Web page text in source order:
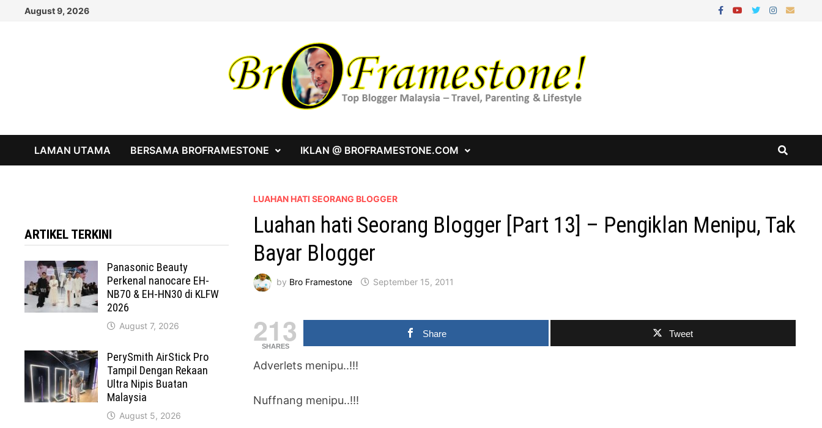
August 9, 2026
LAMAN UTAMA BERSAMA BROFRAMESTONE IKLAN @ BROFRAMESTONE.COM
LUAHAN HATI SEORANG BLOGGER
Luahan hati Seorang Blogger [Part 13] – Pengiklan Menipu, Tak
Bayar Blogger
by Bro Framestone September 15, 2011
213
SHARES
Share Tweet
Adverlets menipu..!!!
Nuffnang menipu..!!!
ARTIKEL TERKINI
Panasonic Beauty
Perkenal nanocare EH-
NB70 & EH-HN30 di KLFW
2026
August 7, 2026
PerySmith AirStick Pro
Tampil Dengan Rekaan
Ultra Nipis Buatan
Malaysia
August 5, 2026